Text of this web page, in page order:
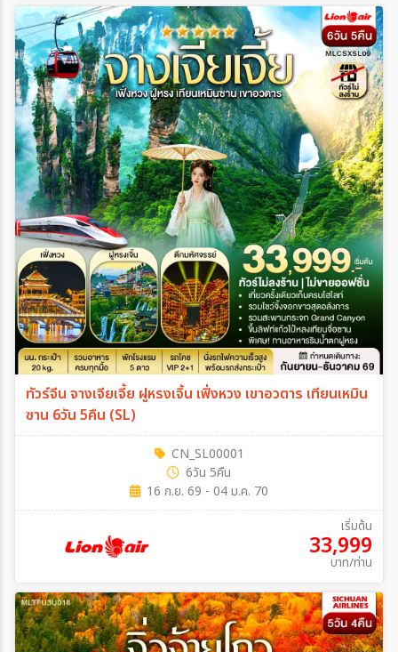
ทัวร์จีน จางเจียเจี้ย ฝูหรงเจิ้น เฟิ่งหวง เขาอวตาร เทียนเหมิน
ซาน 6วัน 5คืน (SL)
CN_SL00001
6วัน 5คืน
16 ก.ย. 69 - 04 ม.ค. 70
เริ่มต้น
33,999
บาท/ท่าน